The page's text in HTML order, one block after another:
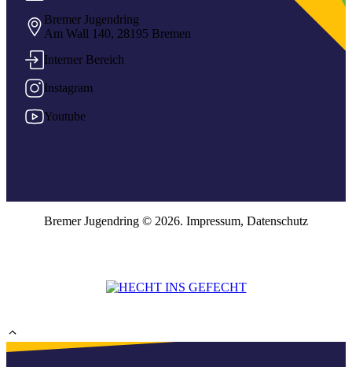
Bremer Jugendring
Am Wall 140, 28195 Bremen
Interner Bereich
Instagram
Youtube
Bremer Jugendring © 2026. Impressum, Datenschutz